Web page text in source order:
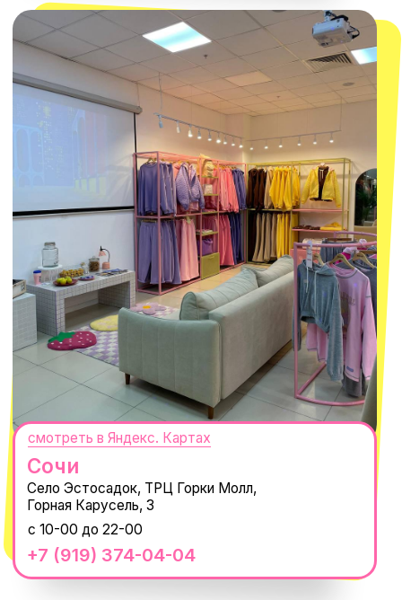
+7 (932) 602-41-15
ТРК «Европолис Ростокино»
ул. Проспект Мира, 211 к2
с 10-00 до 22-00
Москва
смотреть в Яндекс.Картах
Size guide
Обмен и возврат
Доставка и оплата
Вакансии
Реквизиты
Наши путешествия
Наши проекты
Новости
Каталог
О КОМПАНИИ
Нажимая "Подписаться", вы соглашаетесь с Политикой обработки
персональных данныхи
Согласием на рассылку электронных
сообщений
ПОДПИСАТЬСЯ
СЕКРЕТНЫЕ ПРОМОКОДЫ, ПРИГЛАШЕНИЯ
НА МЕРОПРИЯТИЯ И АНОНСЫ НОВИНОК
@MACROCOSM_STORE
MACROCOSM
300'000+ подписчиков
14'000+ подписчиков в нашем Telegram-
канале